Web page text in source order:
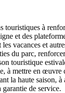
touristiques à
et des
vacances et
du parc,
touristique
à mettre en
la haute
garantie de service.